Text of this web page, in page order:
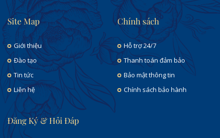
Site Map
Giới thiệu
Đào tạo
Tin tức
Liên hệ
Chính sách
Hỗ trợ 24/7
Thanh toán đảm bảo
Bảo mật thông tin
Chính sách bảo hành
Đăng Ký & Hỏi Đáp